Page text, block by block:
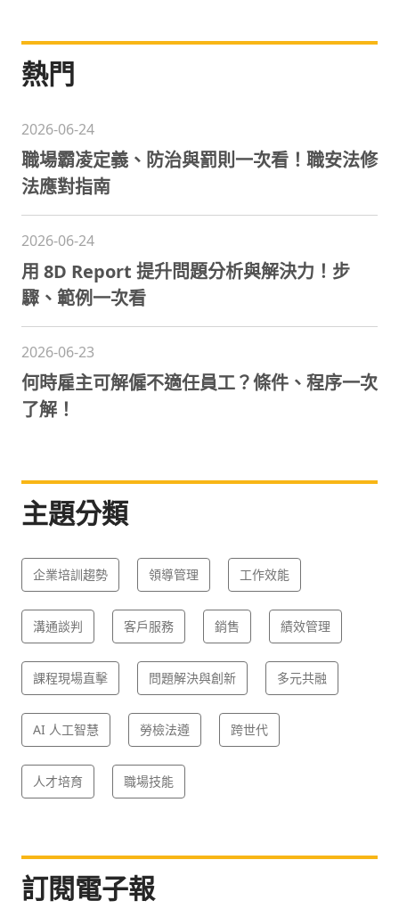
熱門
2026-06-24
職場霸凌定義、防治與罰則一次看！職安法修
法應對指南
2026-06-24
用 8D Report 提升問題分析與解決力！步
驟、範例一次看
2026-06-23
何時雇主可解僱不適任員工？條件、程序一次
了解！
主題分類
企業培訓趨勢 領導管理 工作效能
溝通談判 客戶服務 銷售 績效管理
課程現場直擊 問題解決與創新 多元共融
AI 人工智慧 勞檢法遵 跨世代
人才培育 職場技能
訂閱電子報